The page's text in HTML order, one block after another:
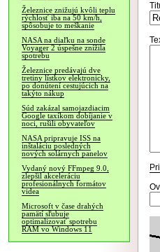
Železnice znižujú kvôli teplu
rýchlosť iba na 50 km/h,
spôsobuje to meškanie
NASA na diaľku na sonde
Voyager 2 úspešne znížila
spotrebu
Železnice predávajú dve
tretiny lístkov elektronicky,
po donútení cestujúcich na
takýto nákup
Súd zakázal samojazdiacim
Google taxíkom dobíjanie v
noci, rušili obyvateľov
NASA pripravuje ISS na
inštaláciu posledných
nových solárnych panelov
Vydaný nový FFmpeg 9.0,
zlepšil akceleráciu
profesionálnych formátov
videa
Microsoft v čase drahých
pamätí sľubuje
optimalizovať spotrebu
RAM vo Windows 11